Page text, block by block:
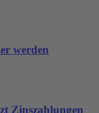
werden
Zinszahlungen